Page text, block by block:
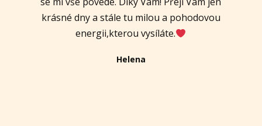
krásné dny a stále tu milou a pohodovou
energii,kterou vysíláte.
Helena